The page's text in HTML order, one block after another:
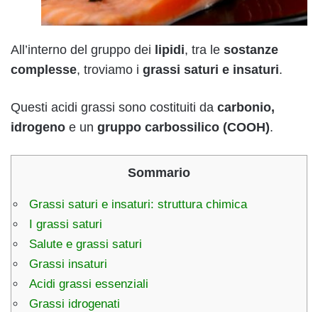
All’interno del gruppo dei lipidi, tra le sostanze
complesse, troviamo i grassi saturi e insaturi.
Questi acidi grassi sono costituiti da carbonio,
idrogeno e un gruppo carbossilico (COOH).
Sommario
Grassi saturi e insaturi: struttura chimica
I grassi saturi
Salute e grassi saturi
Grassi insaturi
Acidi grassi essenziali
Grassi idrogenati